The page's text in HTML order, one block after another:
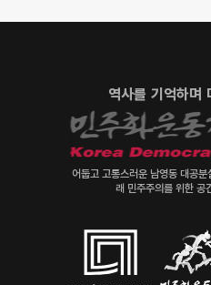
역사를 기억하며
어둡고 고통스러운 남영동 대공
래 민주주의를 위한 공